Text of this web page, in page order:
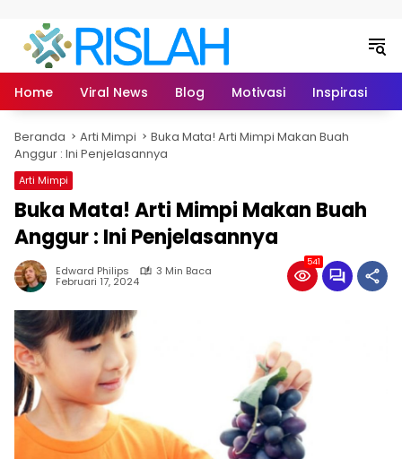
Home Viral News Blog Motivasi Inspirasi
Beranda Arti Mimpi
Buka Mata! Arti Mimpi Makan Buah
Anggur : Ini Penjelasannya
Arti Mimpi
Buka Mata! Arti Mimpi Makan Buah
Anggur : Ini Penjelasannya
Edward Philips 3 Min Baca
Februari 17, 2024
541